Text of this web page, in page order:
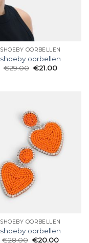
SHOEBY OORBELLEN
shoeby oorbellen
€29.00 €21.00
SHOEBY OORBELLEN
shoeby oorbellen
€28.00 €20.00